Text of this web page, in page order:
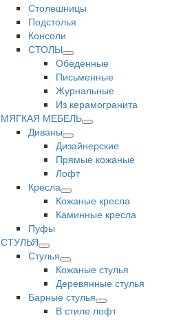
Столешницы
Подстолья
Консоли
СТОЛЫ
Обеденные
Письменные
Журнальные
Из керамогранита
МЯГКАЯ МЕБЕЛЬ
Диваны
Дизайнерские
Прямые кожаные
Лофт
Кресла
Кожаные кресла
Каминные кресла
Пуфы
СТУЛЬЯ
Стулья
Кожаные стулья
Деревянные стулья
Барные стулья
В стиле лофт